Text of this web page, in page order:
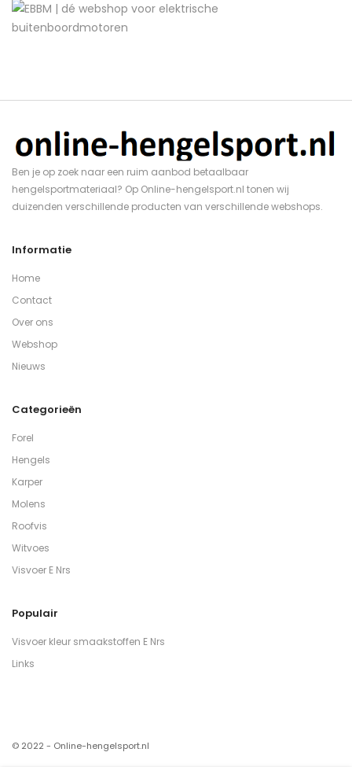
Ben je op zoek naar een ruim aanbod betaalbaar
hengelsportmateriaal? Op Online-hengelsport.nl tonen wij
duizenden verschillende producten van verschillende webshops.
Informatie
Home
Contact
Over ons
Webshop
Nieuws
Categorieën
Forel
Hengels
Karper
Molens
Roofvis
Witvoes
Visvoer E Nrs
Populair
Visvoer kleur smaakstoffen E Nrs
Links
© 2022 - Online-hengelsport.nl